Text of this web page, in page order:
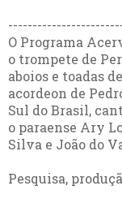
O Programa
o trompete de
aboios e toadas
acordeon de
Sul do Brasil,
o paraense Ary
Silva e João do
Pesquisa,